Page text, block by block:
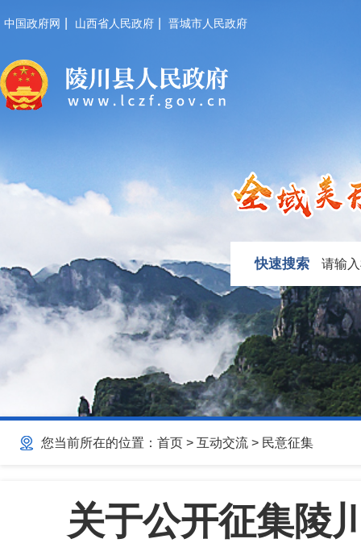
中国政府网 山西省人民政府 晋城市人民政府
快速搜索
您当前所在的位置： 首页 > 互动交流 > 民意征集
关于公开征集陵